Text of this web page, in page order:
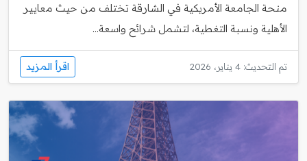
منحة الجامعة الأمريكية في الشارقة تختلف من حيث معايير
الأهلية ونسبة التغطية، لتشمل شرائح واسعة...
تم التحديث: 4 يناير، 2026 اقرأ المزيد